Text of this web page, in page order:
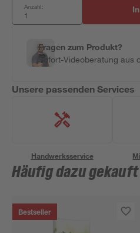
Anzahl:
Fragen zum Produkt?
Sofort-Videoberatung aus
Unsere passenden Services
Handwerksservice
Häufig dazu gekauft
Bestseller